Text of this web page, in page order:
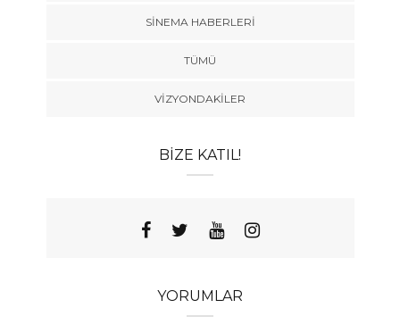
SINEMA HABERLERI
TÜMÜ
VIZYONDAKILER
BIZE KATIL!
YORUMLAR